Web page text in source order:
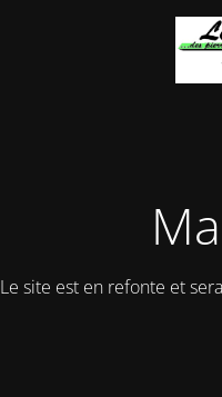
Le site est en refonte et